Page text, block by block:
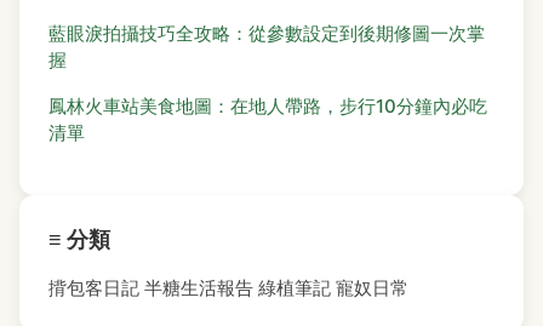
藍眼淚拍攝技巧全攻略：從參數設定到後期修圖一次掌
握
鳳林火車站美食地圖：在地人帶路，步行10分鐘內必吃
清單
≡ 分類
揹包客日記 半糖生活報告 綠植筆記 寵奴日常